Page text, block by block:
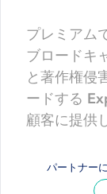
プレミアム
ブロードキ
と著作権侵
ードする
顧客に提供
パートナー